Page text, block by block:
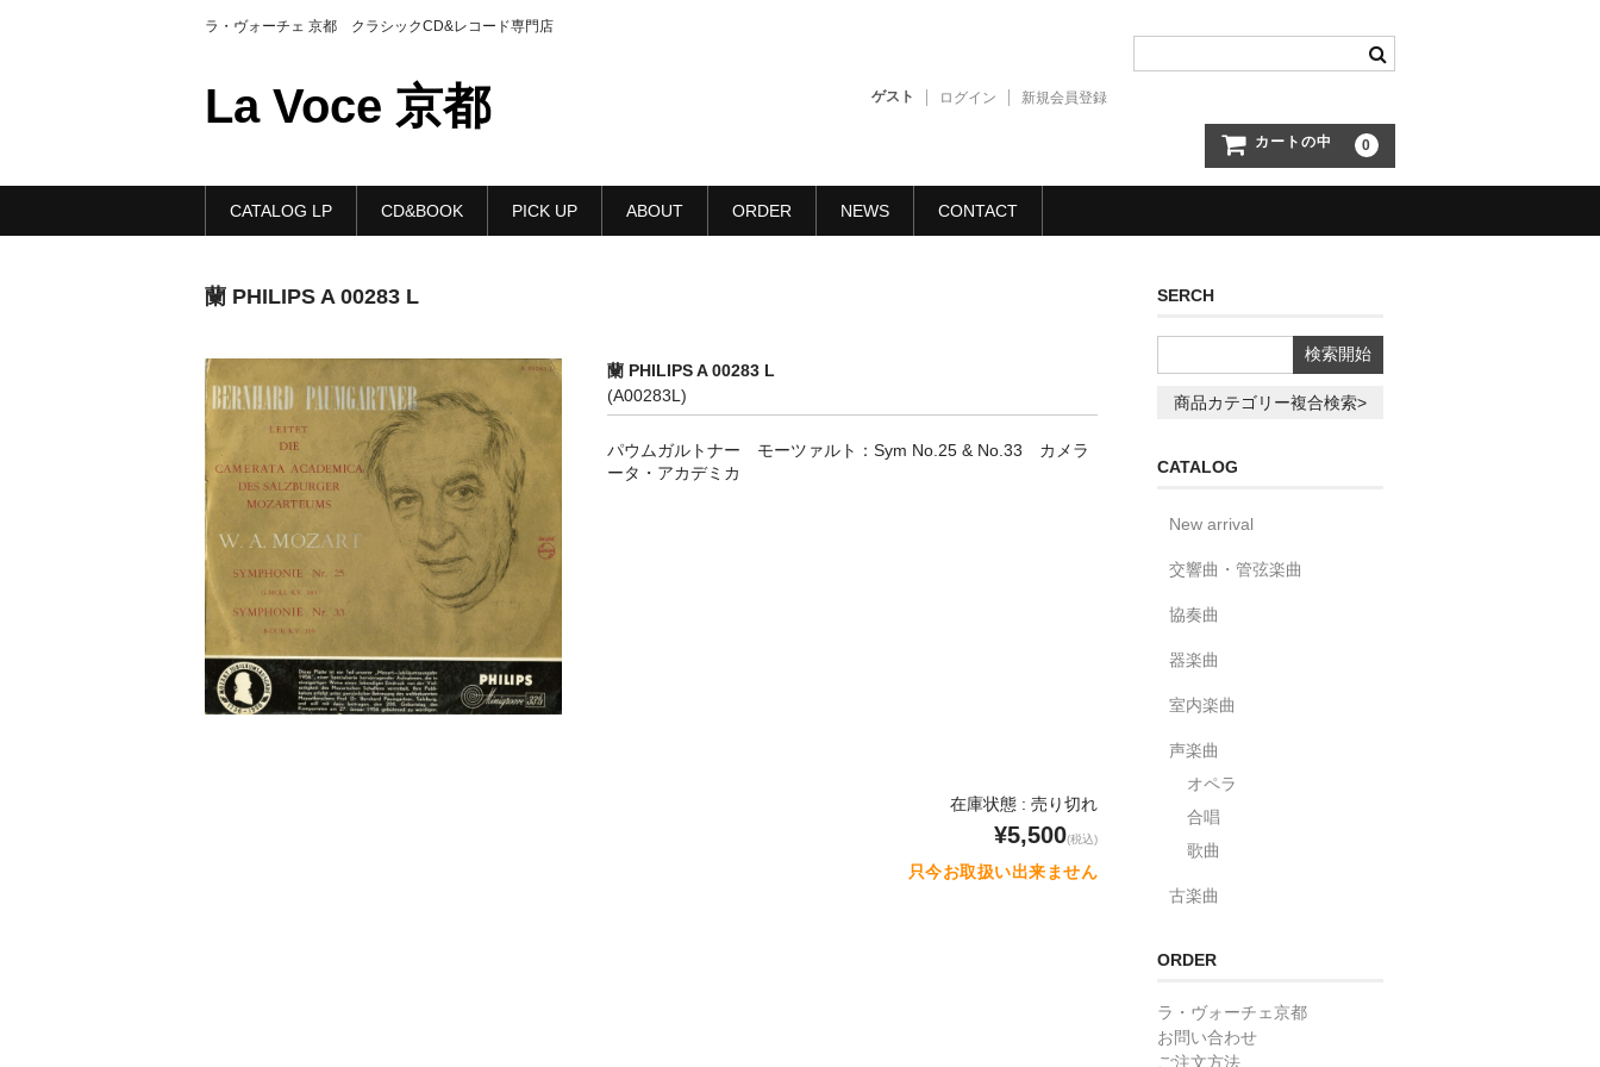
ラ・ヴォーチェ 京都 クラシックCD&レコード専門店
La Voce 京都 ゲスト ログイン 新規会員登録
カートの中 0
CATALOG LP CD&BOOK PICK UP ABOUT ORDER NEWS CONTACT
蘭 PHILIPS A 00283 L
蘭 PHILIPS A 00283 L
(A00283L)
パウムガルトナー モーツァルト：Sym No.25 & No.33 カメラ
ータ・アカデミカ
在庫状態 : 売り切れ
¥5,500(税込)
只今お取扱い出来ません
SERCH
商品カテゴリー複合検索>
CATALOG
New arrival
交響曲・管弦楽曲
協奏曲
器楽曲
室内楽曲
声楽曲
オペラ
合唱
歌曲
古楽曲
ORDER
ラ・ヴォーチェ京都
お問い合わせ
ご注文方法